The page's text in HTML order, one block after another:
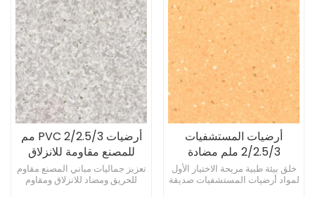
أرضيات PVC 2/2.5/3 مم
للمصنع مقاومة للانزلاق
ومقاومة للضغط
تعزيز جماليات مباني المصنع مقاوم
للحريق ومضاد للانزلاق ومقاوم
أرضيات المستشفيات
2/2.5/3 ملم مضادة
للبكتيريا ومضادة للانزلاق
خلق بيئة طبية مريحة الاختيار الأول
لمواد أرضيات المستشفيات صديقة